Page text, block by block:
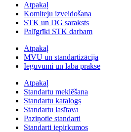
Atpakaļ
Komiteju izveidošana
STK un DG saraksts
Palīgrīki STK darbam
Atpakaļ
MVU un standartizācija
Ieguvumi un labā prakse
Atpakaļ
Standartu meklēšana
Standartu katalogs
Standartu lasītava
Paziņotie standarti
Standarti iepirkumos